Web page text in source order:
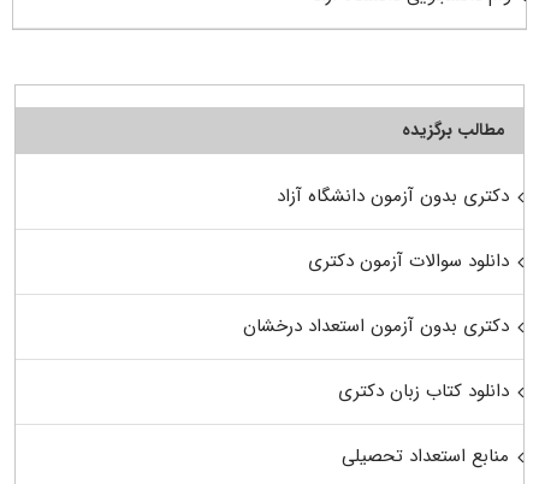
مطالب برگزیده
دکتری بدون آزمون دانشگاه آزاد
دانلود سوالات آزمون دکتری
دکتری بدون آزمون استعداد درخشان
دانلود کتاب زبان دکتری
منابع استعداد تحصیلی